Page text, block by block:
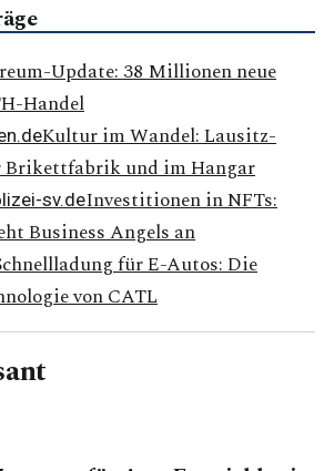
Update: 38 Millionen neue
Handel
Kultur im Wandel: Lausitz-
Brikettfabrik und im Hangar
sv.deInvestitionen in NFTs:
Business Angels an
für E-Autos: Die
von CATL